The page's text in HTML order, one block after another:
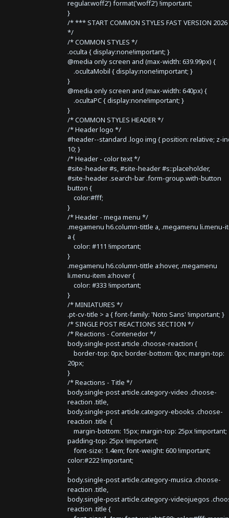
regular.woff2') format('woff2') !important;
}
/* *** START COMMON STYLES FAST VERSION
*/
/* COMMON STYLES */
.oculta { display:none!important; }
@media only screen and (max-width: 639.99px) {
.ocultaMobil { display:none!important; }
}
@media only screen and (max-width: 640px) {
.ocultaPC { display:none!important; }
}
/* COMMON STYLES HEADER */
/* Header logo */
#header--standard .logo img { position: relative; z-
10; }
/* Header - color text */
#site-header #s, #site-header #s::placeholder,
#site-header .search-bar .form-group.with-button
button {
color:#fff;
}
/* Header - mega menu */
.megamenu h6.column-tittle a, .megamenu li.menu-
a {
color: #111 !important;
}
.megamenu h6.column-tittle a:hover, .megamenu
li.menu-item a:hover {
color: #333 !important;
}
/* MINIATURES */
.pt-cv-title > a { font-family: 'Noto Sans' !important; }
/* SINGLE POST REACTIONS SECTION */
/* Reactions - Contenedor */
body.single-post article .choose-reaction {
border-top: 0px; border-bottom: 0px; margin-top:
20px;
}
/* Reactions - Title */
body.single-post article.category-video .choose-
reaction .title,
body.single-post article.category-ebooks .choose-
reaction .title {
margin-bottom: 15px; margin-top: 25px !important;
padding-top: 25px !important;
font-size: 1.4em; font-weight: 600 !important;
color:#222 !important;
}
body.single-post article.category-musica .choose-
reaction .title,
body.single-post article.category-videojuegos
reaction .title {